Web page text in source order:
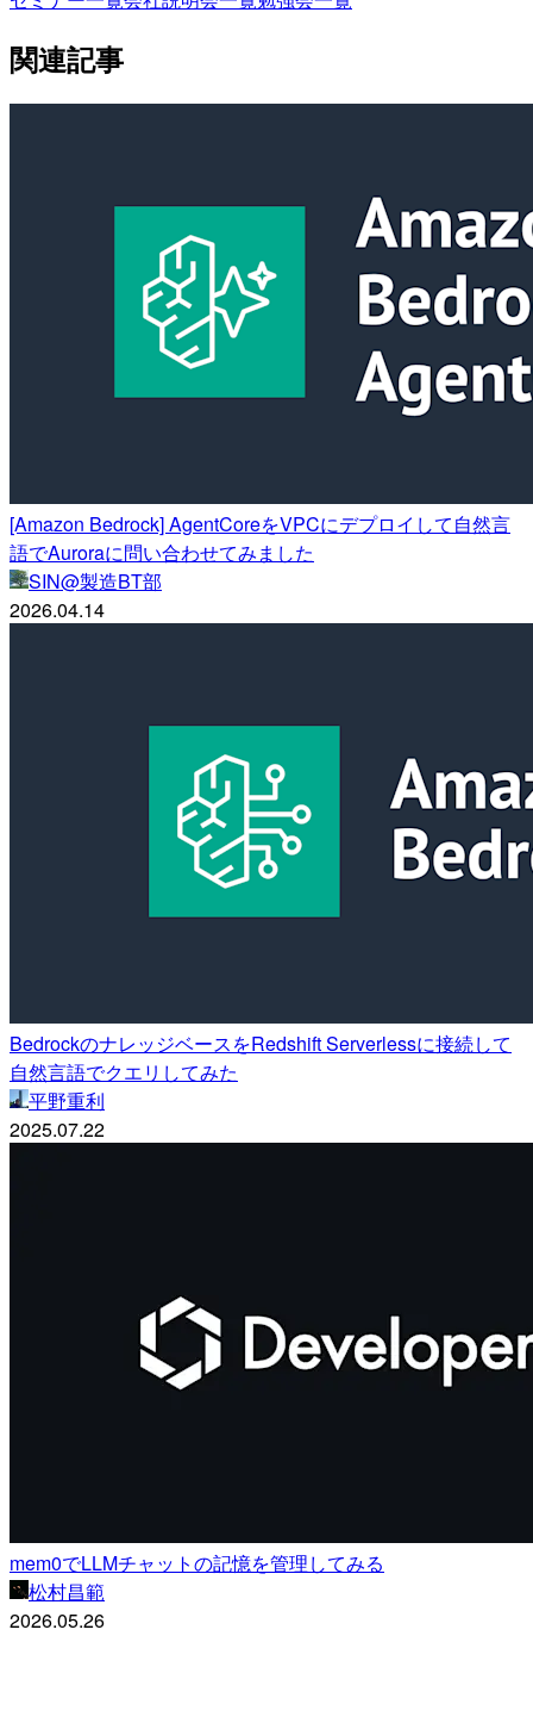
関連記事
[Amazon Bedrock] AgentCoreをVPCにデプロイして自然言
語でAuroraに問い合わせてみました
SIN@製造BT部
2026.04.14
BedrockのナレッジベースをRedshift Serverlessに接続して
自然言語でクエリしてみた
平野重利
2025.07.22
mem0でLLMチャットの記憶を管理してみる
松村昌範
2026.05.26